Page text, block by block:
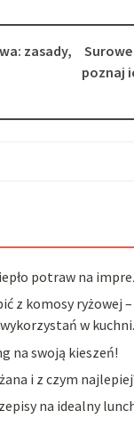
zasady,
poznaj
potraw na
z komosy ryżowej –
w kuchni.
na swoją kieszeń!
i z czym
na idealny